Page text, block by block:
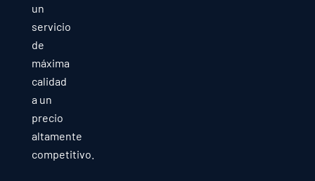
un
servicio
de
máxima
calidad
a un
precio
altamente
competitivo.